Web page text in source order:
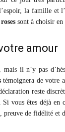
la famille et
sont à choisir
amour
mais il n’y pas
témoignera de votre
reste
Si vous êtes déjà en
de fidélité et